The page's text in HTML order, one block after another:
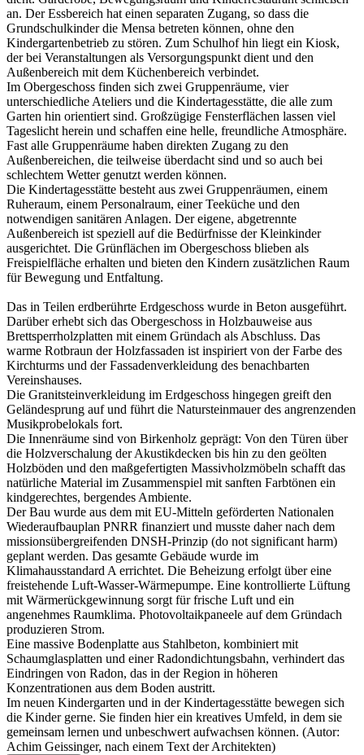
an. Der Essbereich hat einen separaten Zugang, so dass die
Grundschulkinder die Mensa betreten können, ohne den
Kindergartenbetrieb zu stören. Zum Schulhof hin liegt ein Kiosk,
der bei Veranstaltungen als Versorgungspunkt dient und den
Außenbereich mit dem Küchenbereich verbindet.
Im Obergeschoss finden sich zwei Gruppenräume, vier
unterschiedliche Ateliers und die Kindertagesstätte, die alle zum
Garten hin orientiert sind. Großzügige Fensterflächen lassen viel
Tageslicht herein und schaffen eine helle, freundliche Atmosphäre.
Fast alle Gruppenräume haben direkten Zugang zu den
Außenbereichen, die teilweise überdacht sind und so auch bei
schlechtem Wetter genutzt werden können.
Die Kindertagesstätte besteht aus zwei Gruppenräumen, einem
Ruheraum, einem Personalraum, einer Teeküche und den
notwendigen sanitären Anlagen. Der eigene, abgetrennte
Außenbereich ist speziell auf die Bedürfnisse der Kleinkinder
ausgerichtet. Die Grünflächen im Obergeschoss blieben als
Freispielfläche erhalten und bieten den Kindern zusätzlichen Raum
für Bewegung und Entfaltung.
Das in Teilen erdberührte Erdgeschoss wurde in Beton ausgeführt.
Darüber erhebt sich das Obergeschoss in Holzbauweise aus
Brettsperrholzplatten mit einem Gründach als Abschluss. Das
warme Rotbraun der Holzfassaden ist inspiriert von der Farbe des
Kirchturms und der Fassadenverkleidung des benachbarten
Vereinshauses.
Die Granitsteinverkleidung im Erdgeschoss hingegen greift den
Geländesprung auf und führt die Natursteinmauer des angrenzenden
Musikprobelokals fort.
Die Innenräume sind von Birkenholz geprägt: Von den Türen über
die Holzverschalung der Akustikdecken bis hin zu den geölten
Holzböden und den maßgefertigten Massivholzmöbeln schafft das
natürliche Material im Zusammenspiel mit sanften Farbtönen ein
kindgerechtes, bergendes Ambiente.
Der Bau wurde aus dem mit EU-Mitteln geförderten Nationalen
Wiederaufbauplan PNRR finanziert und musste daher nach dem
missionsübergreifenden DNSH-Prinzip (do not significant harm)
geplant werden. Das gesamte Gebäude wurde im
Klimahausstandard A errichtet. Die Beheizung erfolgt über eine
freistehende Luft-Wasser-Wärmepumpe. Eine kontrollierte Lüftung
mit Wärmerückgewinnung sorgt für frische Luft und ein
angenehmes Raumklima. Photovoltaikpaneele auf dem Gründach
produzieren Strom.
Eine massive Bodenplatte aus Stahlbeton, kombiniert mit
Schaumglasplatten und einer Radondichtungsbahn, verhindert das
Eindringen von Radon, das in der Region in höheren
Konzentrationen aus dem Boden austritt.
Im neuen Kindergarten und in der Kindertagesstätte bewegen sich
die Kinder gerne. Sie finden hier ein kreatives Umfeld, in dem sie
gemeinsam lernen und unbeschwert aufwachsen können. (Autor:
Achim Geissinger, nach einem Text der Architekten)